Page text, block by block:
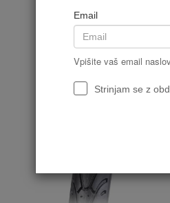
Email
Vpišite vaš email
Strinjam se z